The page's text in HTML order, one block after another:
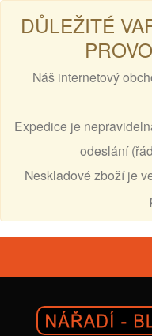
DŮLEŽITÉ
Náš internetový
Expedice je
odeslání
Neskladové zboží je